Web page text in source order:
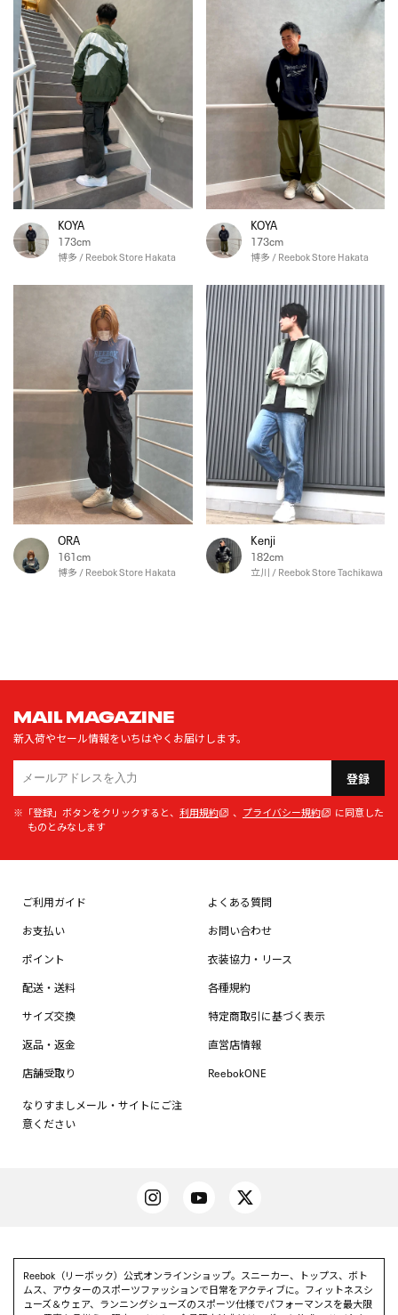
KOYA
173cm
博多 / Reebok Store Hakata
KOYA
173cm
博多 / Reebok Store Hakata
ORA
161cm
博多 / Reebok Store Hakata
Kenji
182cm
立川 / Reebok Store Tachikawa
MAIL MAGAZINE
新入荷やセール情報をいちはやくお届けします。
登録
※「登録」ボタンをクリックすると、 利用規約 、 プライバシー規約
に同意した
ものとみなします
ご利用ガイド
お支払い
ポイント
配送・送料
サイズ交換
返品・返金
店舗受取り
なりすましメール・サイトにご注
意ください
よくある質問
お問い合わせ
衣装協力・リース
各種規約
特定商取引に基づく表示
直営店情報
ReebokONE
Reebok（リーボック）公式オンラインショップ。スニーカー、トップス、ボト
ムス、アウターのスポーツファッションで日常をアクティブに。フィットネスシ
ューズ＆ウェア、ランニングシューズのスポーツ仕様でパフォーマンスを最大限